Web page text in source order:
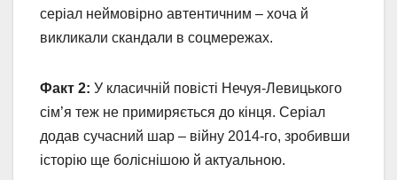
серіал неймовірно автентичним – хоча й
викликали скандали в соцмережах.
Факт 2: У класичній повісті Нечуя-Левицького
сім’я теж не примиряється до кінця. Серіал
додав сучасний шар – війну 2014-го, зробивши
історію ще боліснішою й актуальною.